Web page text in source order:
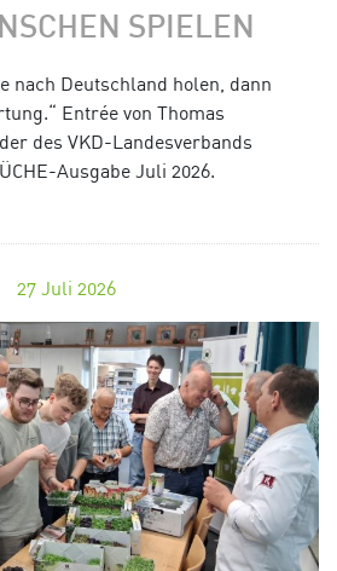
SPIELEN
nach Deutschland holen, dann
Entrée von Thomas
des VKD-Landesverbands
Ausgabe Juli 2026.
27 Juli 2026